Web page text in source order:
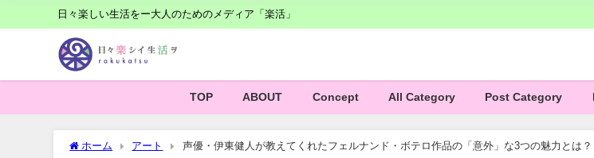
日々楽しい生活をー大人のためのメディア「楽活」
TOP ABOUT Concept All Category Post Category
ホーム アート 声優・伊東健人が教えてくれたフェルナンド・ボテロ作品の「意外」な3つの魅力とは？